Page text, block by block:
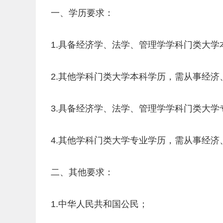
一、学历要求：
1.具备经济学、法学、管理学学科门类大
2.其他学科门类大学本科学历，需从事经
3.具备经济学、法学、管理学学科门类大
4.其他学科门类大学专业学历，需从事经
二、其他要求：
1.中华人民共和国公民；